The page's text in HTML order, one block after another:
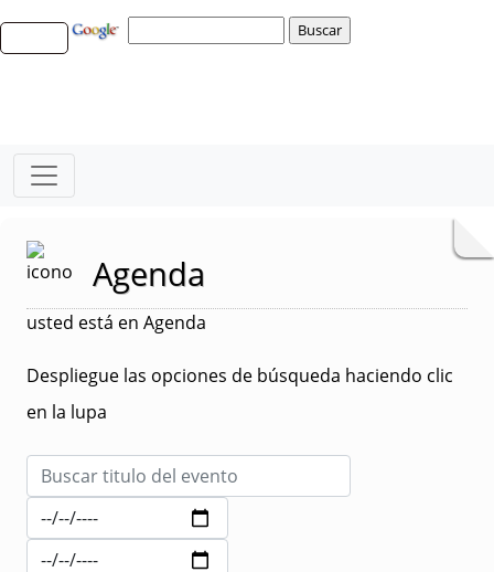
Agenda
usted está en Agenda
Despliegue las opciones de búsqueda haciendo clic
en la lupa